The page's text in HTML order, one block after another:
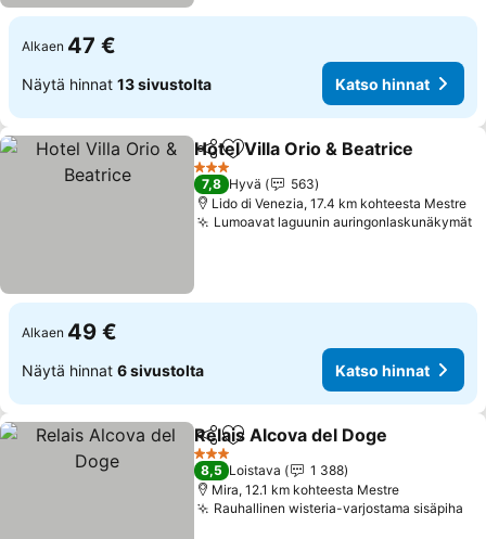
Alkaen 47 €
Näytä hinnat 13 sivustolta Katso hinnat
Jaa Lisää suosikkeihin
Hotel Villa Orio & Beatrice
3 Tähtiluokitus
7,8 Hyvä
563
Lido di Venezia, 17.4 km kohteesta Mestre
Lumoavat laguunin auringonlaskunäkymät
Alkaen 49 €
Näytä hinnat 6 sivustolta Katso hinnat
Jaa Lisää suosikkeihin
Relais Alcova del Doge
3 Tähtiluokitus
8,5 Loistava
1 388
Mira, 12.1 km kohteesta Mestre
Rauhallinen wisteria-varjostama sisäpiha